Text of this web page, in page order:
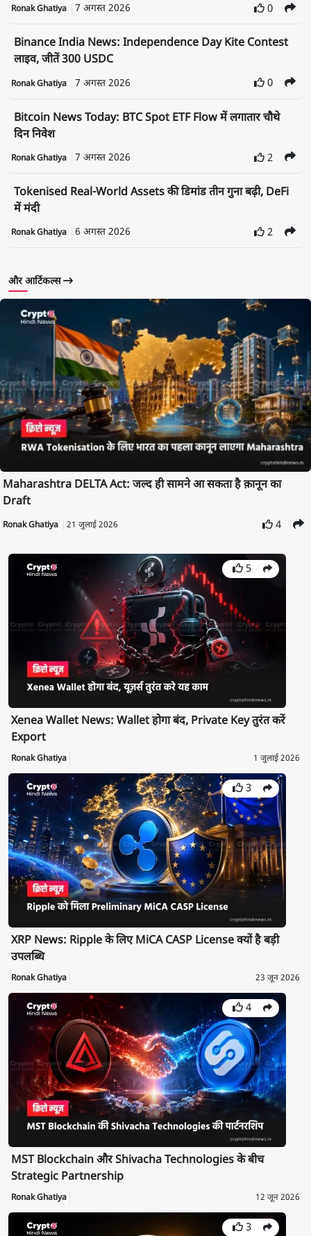
Ronak Ghatiya 7 अगस्त 2026 0
Binance India News: Independence Day Kite Contest
लाइव, जीतें 300 USDC
Ronak Ghatiya 7 अगस्त 2026 0
Bitcoin News Today: BTC Spot ETF Flow में लगातार चौथे
दिन निवेश
Ronak Ghatiya 7 अगस्त 2026 2
Tokenised Real-World Assets की डिमांड तीन गुना बढ़ी, DeFi
में मंदी
Ronak Ghatiya 6 अगस्त 2026 2
और आर्टिकल्स
Maharashtra DELTA Act: जल्द ही सामने आ सकता है क़ानून का
Draft
Ronak Ghatiya 21 जुलाई 2026 4
5
Xenea Wallet News: Wallet होगा बंद, Private Key तुरंत करें
Export
Ronak Ghatiya 1 जुलाई 2026
3
XRP News: Ripple के लिए MiCA CASP License क्यों है बड़ी
उपलब्धि
Ronak Ghatiya 23 जून 2026
4
MST Blockchain और Shivacha Technologies के बीच
Strategic Partnership
Ronak Ghatiya 12 जून 2026
3